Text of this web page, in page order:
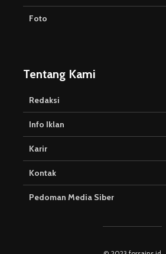
Foto
Tentang Kami
Redaksi
Info Iklan
Karir
Kontak
Pedoman Media Siber